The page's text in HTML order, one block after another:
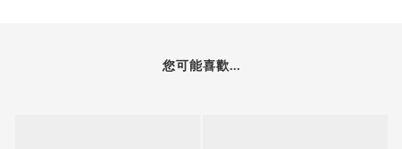
您可能喜歡...